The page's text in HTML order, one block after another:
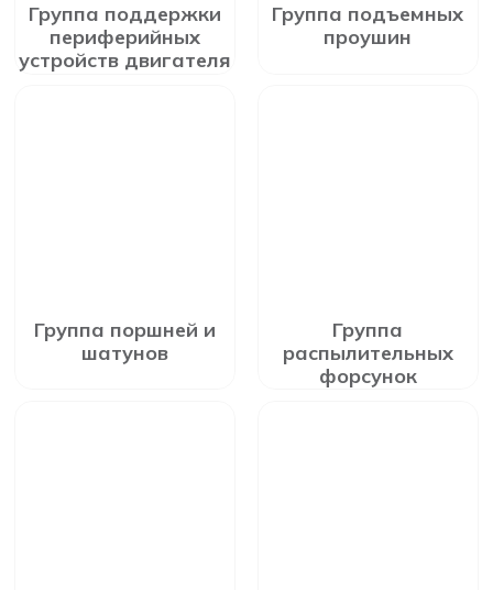
Группа поддержки
периферийных
устройств двигателя
Группа подъемных
проушин
Группа поршней и
шатунов
Группа
распылительных
форсунок